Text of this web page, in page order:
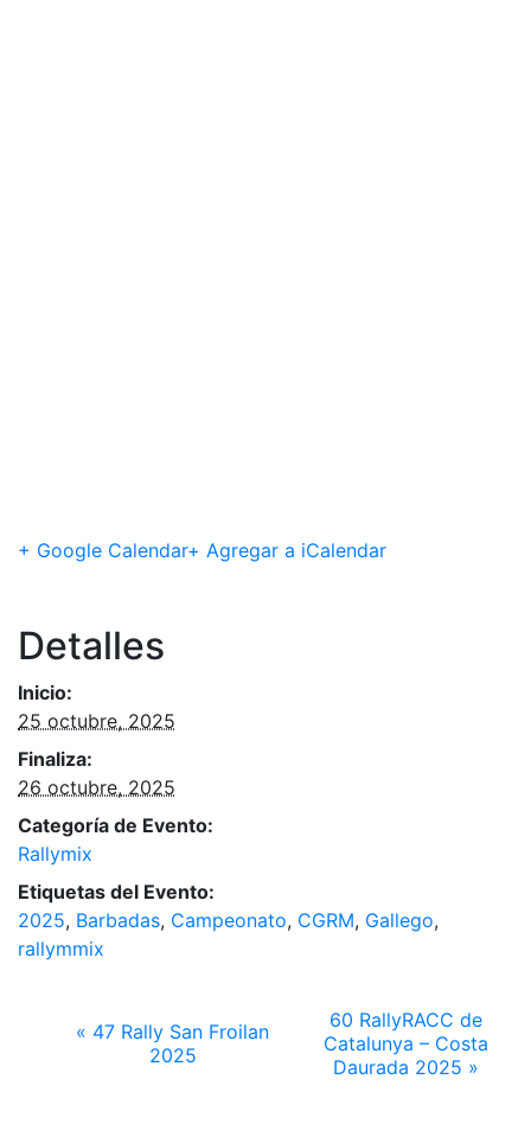
+ Google Calendar+ Agregar a iCalendar
Detalles
Inicio:
25 octubre, 2025
Finaliza:
26 octubre, 2025
Categoría de Evento:
Rallymix
Etiquetas del Evento:
2025, Barbadas, Campeonato, CGRM, Gallego,
rallymmix
« 47 Rally San Froilan
2025
60 RallyRACC de
Catalunya – Costa
Daurada 2025 »